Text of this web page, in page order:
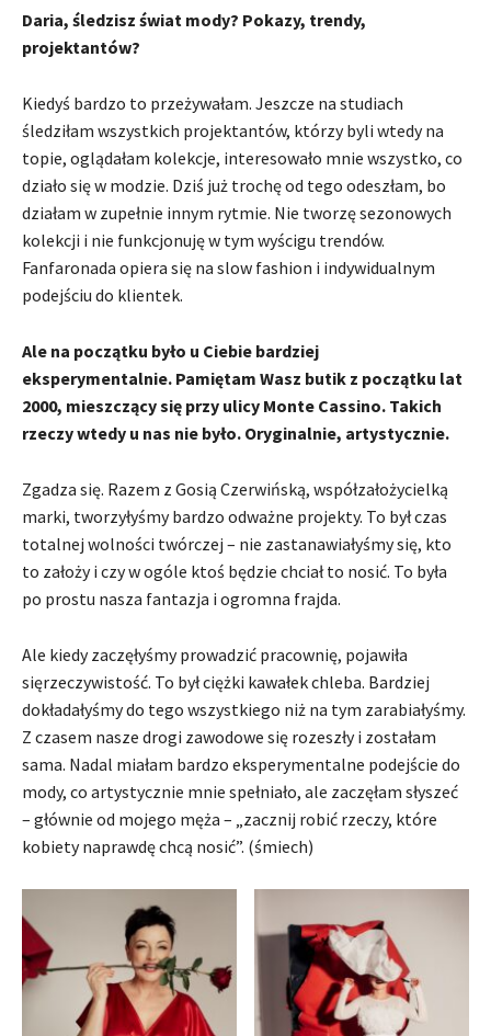
Daria, śledzisz świat mody? Pokazy, trendy,
projektantów?
Kiedyś bardzo to przeżywałam. Jeszcze na studiach
śledziłam wszystkich projektantów, którzy byli wtedy na
topie, oglądałam kolekcje, interesowało mnie wszystko, co
działo się w modzie. Dziś już trochę od tego odeszłam, bo
działam w zupełnie innym rytmie. Nie tworzę sezonowych
kolekcji i nie funkcjonuję w tym wyścigu trendów.
Fanfaronada opiera się na slow fashion i indywidualnym
podejściu do klientek.
Ale na początku było u Ciebie bardziej
eksperymentalnie. Pamiętam Wasz butik z początku lat
2000, mieszczący się przy ulicy Monte Cassino. Takich
rzeczy wtedy u nas nie było. Oryginalnie, artystycznie.
Zgadza się. Razem z Gosią Czerwińską, współzałożycielką
marki, tworzyłyśmy bardzo odważne projekty. To był czas
totalnej wolności twórczej – nie zastanawiałyśmy się, kto
to założy i czy w ogóle ktoś będzie chciał to nosić. To była
po prostu nasza fantazja i ogromna frajda.
Ale kiedy zaczęłyśmy prowadzić pracownię, pojawiła
sięrzeczywistość. To był ciężki kawałek chleba. Bardziej
dokładałyśmy do tego wszystkiego niż na tym zarabiałyśmy.
Z czasem nasze drogi zawodowe się rozeszły i zostałam
sama. Nadal miałam bardzo eksperymentalne podejście do
mody, co artystycznie mnie spełniało, ale zaczęłam słyszeć
– głównie od mojego męża – „zacznij robić rzeczy, które
kobiety naprawdę chcą nosić”. (śmiech)